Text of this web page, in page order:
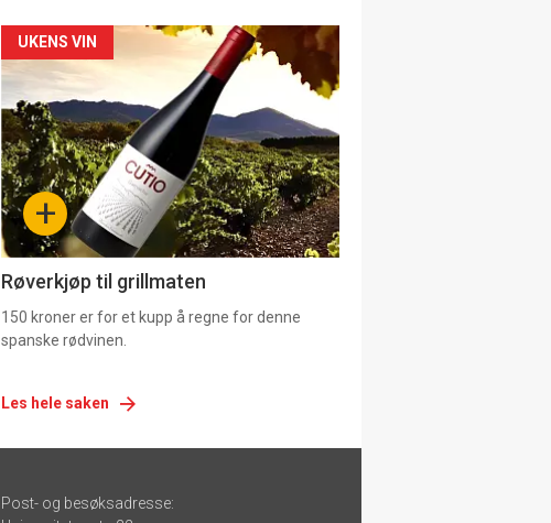
Forsiden
akkurat
nå
-
6 +
UKENS VIN
Røverkjøp til grillmaten
150 kroner er for et kupp å regne for denne
spanske rødvinen.
Les hele saken
Post- og besøksadresse: